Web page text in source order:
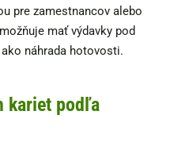
pre zamestnancov alebo
mať výdavky pod
náhrada hotovosti.
kariet podľa